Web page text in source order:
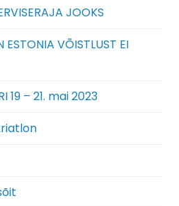
JOOKS
VÕISTLUST EI
19 – 21. mai 2023